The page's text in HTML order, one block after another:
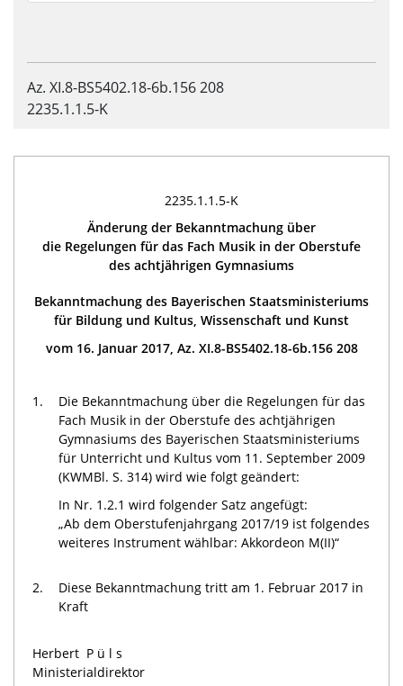
Az. XI.8-BS5402.18-6b.156 208
2235.1.1.5-K
2235.1.1.5-K
Änderung der Bekanntmachung über
die Regelungen für das Fach Musik in der Oberstufe
des achtjährigen Gymnasiums
Bekanntmachung des Bayerischen Staatsministeriums
für Bildung und Kultus, Wissenschaft und Kunst
vom 16. Januar 2017, Az. XI.8-BS5402.18-6b.156 208
1.
Die Bekanntmachung über die Regelungen für das
Fach Musik in der Oberstufe des achtjährigen
Gymnasiums des Bayerischen Staatsministeriums
für Unterricht und Kultus vom 11. September 2009
(KWMBl. S. 314) wird wie folgt geändert:
In Nr. 1.2.1 wird folgender Satz angefügt:
„Ab dem Oberstufenjahrgang 2017/19 ist folgendes
weiteres Instrument wählbar: Akkordeon M(II)“
2.
Diese Bekanntmachung tritt am 1. Februar 2017 in
Kraft
Herbert Püls
Ministerialdirektor